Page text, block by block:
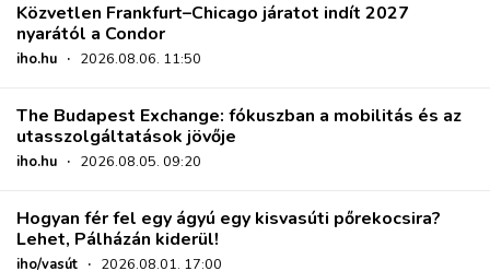
Közvetlen Frankfurt–Chicago járatot indít 2027
nyarától a Condor
iho.hu · 2026.08.06. 11:50
The Budapest Exchange: fókuszban a mobilitás és az
utasszolgáltatások jövője
iho.hu · 2026.08.05. 09:20
Hogyan fér fel egy ágyú egy kisvasúti pőrekocsira?
Lehet, Pálházán kiderül!
iho/vasút · 2026.08.01. 17:00